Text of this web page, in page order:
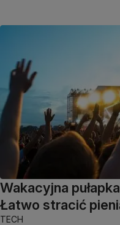
Wakacyjna
Łatwo stracić
TECH